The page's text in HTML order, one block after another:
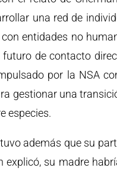
una red de
entidades no
futuro de contacto
por la NSA
gestionar una
especies.
además que su
explicó, su madre